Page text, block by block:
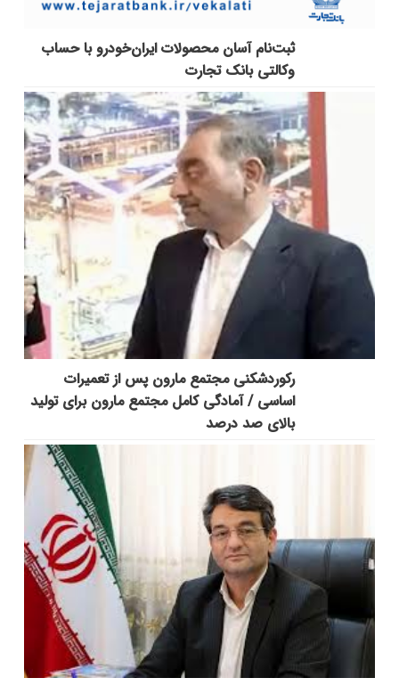
ثبت‌نام آسان محصولات ایران‌خودرو با حساب
وکالتی بانک تجارت
رکوردشکنی مجتمع مارون پس از تعمیرات
اساسی / آمادگی کامل مجتمع مارون برای تولید
بالای صد درصد